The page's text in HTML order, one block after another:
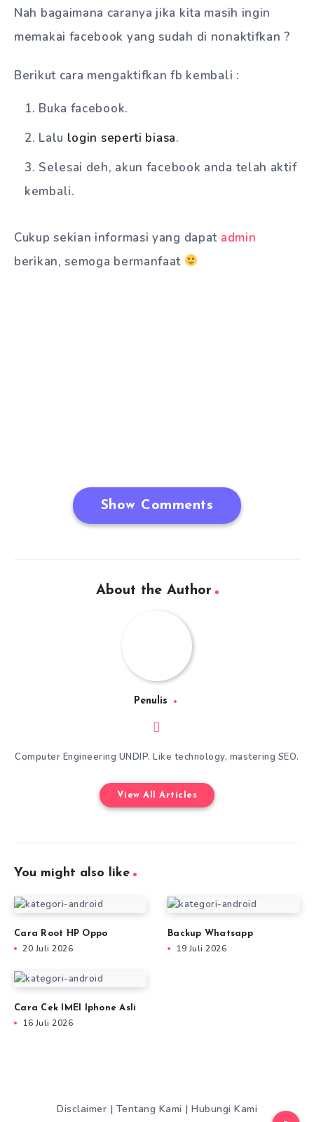
Nah bagaimana caranya jika kita masih ingin
memakai facebook yang sudah di nonaktifkan ?
Berikut cara mengaktifkan fb kembali :
Buka facebook.
Lalu login seperti biasa.
Selesai deh, akun facebook anda telah aktif
kembali.
Cukup sekian informasi yang dapat admin
berikan, semoga bermanfaat
Show Comments
About the Author
Penulis
Computer Engineering UNDIP. Like technology, mastering SEO.
View All Articles
You might also like
Cara Root HP Oppo
20 Juli 2026
Backup Whatsapp
19 Juli 2026
Cara Cek IMEI Iphone Asli
16 Juli 2026
Disclaimer | Tentang Kami | Hubungi Kami